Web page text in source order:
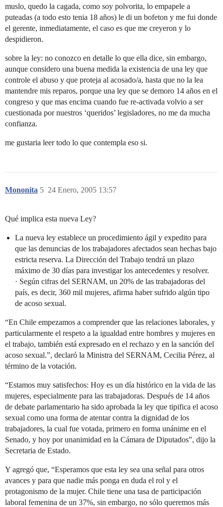
muslo, quedo la cagada, como soy polvorita, lo empapele a
puteadas (a todo esto tenia 18 años) le di un bofeton y me fui donde
el gerente, inmediatamente, el caso es que me creyeron y lo
despidieron.
sobre la ley: no conozco en detalle lo que ella dice, sin embargo,
aunque considero una buena medida la existencia de una ley que
controle el abuso y que proteja al acosado/a, hasta que no la lea
mantendre mis reparos, porque una ley que se demoro 14 años en el
congreso y que mas encima cuando fue re-activada volvio a ser
cuestionada por nuestros ‘queridos’ legisladores, no me da mucha
confianza.
me gustaria leer todo lo que contempla eso si.
Mononita 24 Enero, 2005 13:57
5
Qué implica esta nueva Ley?
La nueva ley establece un procedimiento ágil y expedito para
que las denuncias de los trabajadores afectados sean hechas bajo
estricta reserva. La Dirección del Trabajo tendrá un plazo
máximo de 30 días para investigar los antecedentes y resolver.
· Según cifras del SERNAM, un 20% de las trabajadoras del
país, es decir, 360 mil mujeres, afirma haber sufrido algún tipo
de acoso sexual.
“En Chile empezamos a comprender que las relaciones laborales, y
particularmente el respeto a la igualdad entre hombres y mujeres en
el trabajo, también está expresado en el rechazo y en la sanción del
acoso sexual.”, declaró la Ministra del SERNAM, Cecilia Pérez, al
término de la votación.
“Estamos muy satisfechos: Hoy es un día histórico en la vida de las
mujeres, especialmente para las trabajadoras. Después de 14 años
de debate parlamentario ha sido aprobada la ley que tipifica el acoso
sexual como una forma de atentar contra la dignidad de los
trabajadores, la cual fue votada, primero en forma unánime en el
Senado, y hoy por unanimidad en la Cámara de Diputados”, dijo la
Secretaria de Estado.
Y agregó que, “Esperamos que esta ley sea una señal para otros
avances y para que nadie más ponga en duda el rol y el
protagonismo de la mujer. Chile tiene una tasa de participación
laboral femenina de un 37%, sin embargo, no sólo queremos más